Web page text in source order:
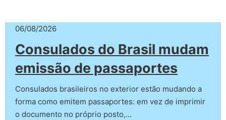
06/08/2026
Consulados do Brasil mudam
emissão de passaportes
Consulados brasileiros no exterior estão mudando a
forma como emitem passaportes: em vez de imprimir
o documento no próprio posto,…